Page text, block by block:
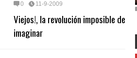
0 11-9-2009
Viejos!, la revolución imposible de
imaginar